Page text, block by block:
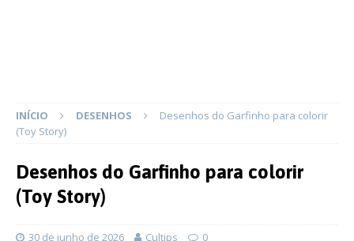
INÍCIO DESENHOS
Desenhos do Garfinho para colorir
(Toy Story)
Desenhos do Garfinho para colorir
(Toy Story)
30 de junho de 2026 Cultips 0